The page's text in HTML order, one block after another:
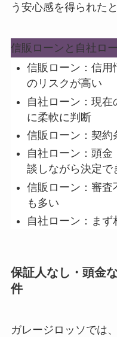
う安心感を得られた
信販ローンと自社ロ
信販ローン：信用
のリスクが高い
自社ローン：現在
に柔軟に判断
信販ローン：契約
自社ローン：頭金
談しながら決定で
信販ローン：審査
も多い
自社ローン：ま
保証人なし・頭金
件
ガレージロッソでは、